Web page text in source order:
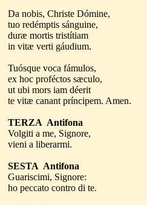
Da nobis, Christe Dómine,
tuo redémptis sánguine,
duræ mortis tristítiam
in vitæ verti gáudium.
Tuósque voca fámulos,
ex hoc proféctos sæculo,
ut ubi mors iam déerit
te vitæ canant príncipem. Amen.
TERZA Antifona
Volgiti a me, Signore,
vieni a liberarmi.
SESTA Antifona
Guariscimi, Signore:
ho peccato contro di te.